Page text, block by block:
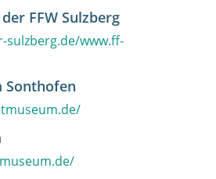
FFW Sulzberg
www.ff-
Sonthofen